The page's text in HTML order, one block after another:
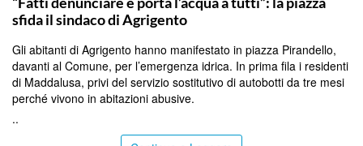
sfida il sindaco di Agrigento
Gli abitanti di Agrigento hanno manifestato in piazza Pirandello,
davanti al Comune, per l’emergenza idrica. In prima fila i residenti
di Maddalusa, privi del servizio sostitutivo di autobotti da tre mesi
perché vivono in abitazioni abusive.
..